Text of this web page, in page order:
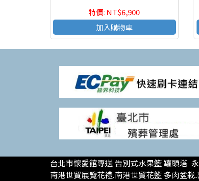
特價: NT$6,900
加入購物車
台北市懷愛館專送 告別式水果籃 罐頭塔
南港世貿展覽花禮.南港世貿花籃 多肉盆